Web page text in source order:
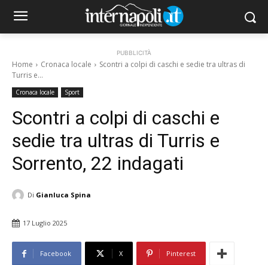
PUBBLICITÀ
Home Cronaca locale
Scontri a colpi di caschi e sedie tra ultras di
Turris e...
Cronaca locale Sport
Scontri a colpi di caschi e
sedie tra ultras di Turris e
Sorrento, 22 indagati
Di Gianluca Spina
17 Luglio 2025
Facebook X Pinterest